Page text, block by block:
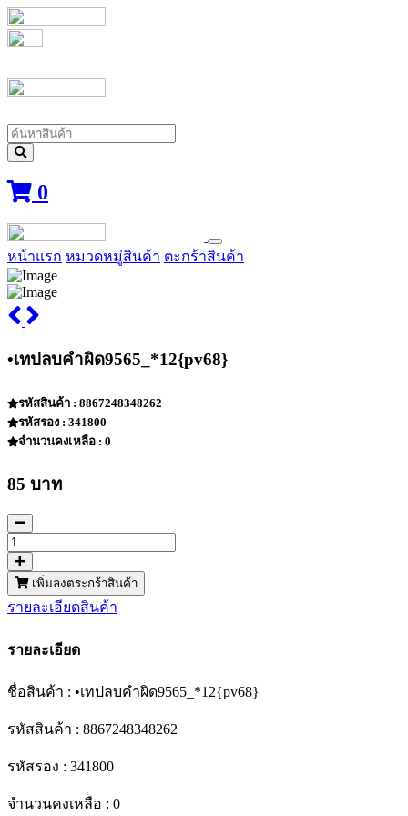
0
หน้าแรก หมวดหมู่สินค้า ตะกร้าสินค้า
•เทปลบคำผิด9565_*12{pv68}
รหัสสินค้า : 8867248348262
รหัสรอง : 341800
จำนวนคงเหลือ : 0
85 บาท
เพิ่มลงตระกร้าสินค้า
รายละเอียดสินค้า
รายละเอียด
ชื่อสินค้า : •เทปลบคำผิด9565_*12{pv68}
รหัสสินค้า : 8867248348262
รหัสรอง : 341800
จำนวนคงเหลือ : 0